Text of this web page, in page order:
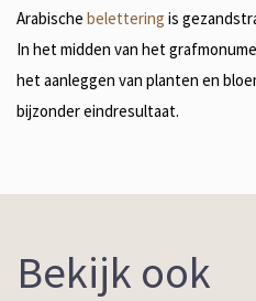
Arabische belettering is
In het midden van het
het aanleggen van planten en
bijzonder eindresultaat.
Bekijk ook